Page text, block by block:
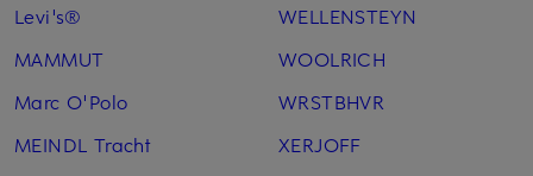
Levi's®
MAMMUT
Marc O'Polo
MEINDL Tracht
WELLENSTEYN
WOOLRICH
WRSTBHVR
XERJOFF